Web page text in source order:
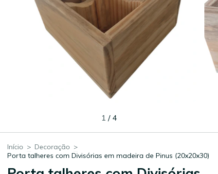
1 / 4
Início > Decoração >
Porta talheres com Divisórias em madeira de Pinus (20x20x30)